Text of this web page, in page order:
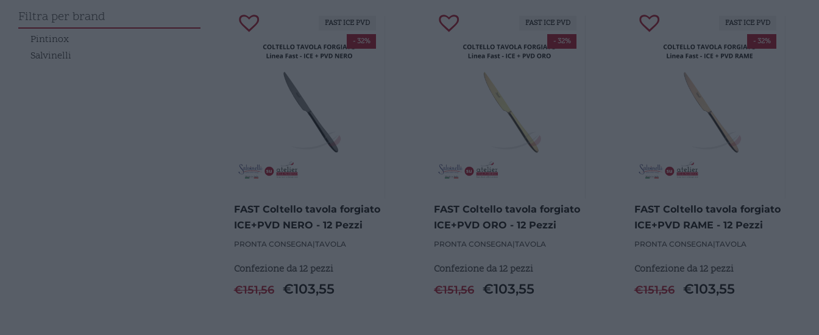
FAST Coltello tavola forgiato
ICE+PVD NERO - 12 Pezzi
PRONTA CONSEGNA|TAVOLA
Confezione da 12 pezzi
€151,56 €103,55
- 32%
FAST ICE PVD
FAST Coltello tavola forgiato
ICE+PVD ORO - 12 Pezzi
PRONTA CONSEGNA|TAVOLA
Confezione da 12 pezzi
€151,56 €103,55
- 32%
FAST ICE PVD
FAST Coltello tavola forgiato
ICE+PVD RAME - 12 Pezzi
PRONTA CONSEGNA|TAVOLA
Confezione da 12 pezzi
€151,56 €103,55
- 32%
FAST ICE PVD
Filtra per brand
Pintinox
Salvinelli